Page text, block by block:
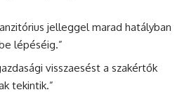
jelleggel marad hatályban
lépéséig.”
visszaesést a szakértők
tekintik.”